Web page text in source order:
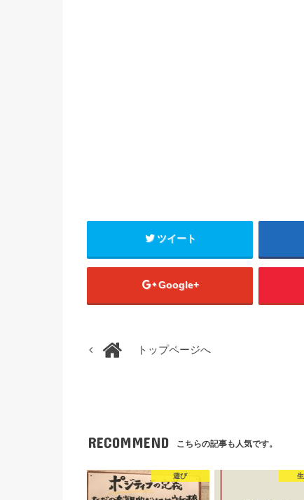
ツイート
Google+
トップページへ
RECOMMEND こちらの記事も人気です。
遊び